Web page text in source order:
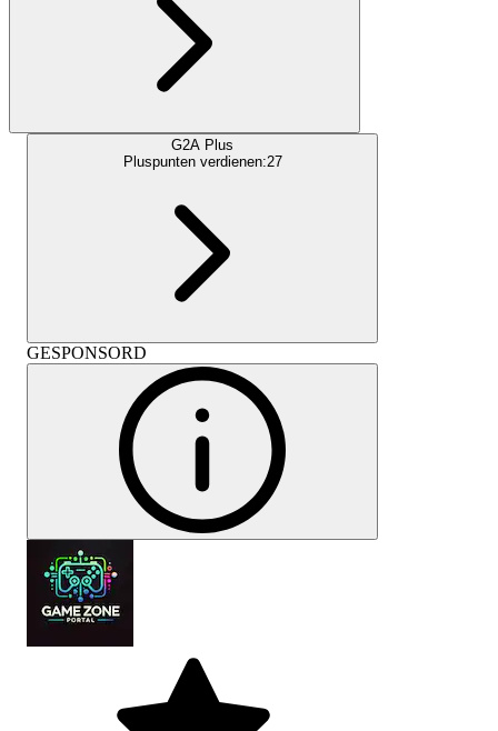
G2A Plus
Pluspunten verdienen:27
GESPONSORD